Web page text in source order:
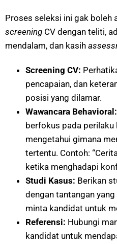
Proses seleksi ini gak boleh
screening CV dengan teliti,
mendalam, dan kasih
Screening CV:
pencapaian, dan
posisi yang dilamar.
Wawancara Behavioral:
berfokus pada
mengetahui gimana
tertentu. Contoh:
ketika menghadapi
Studi Kasus: Berikan
dengan tantangan
minta kandidat untuk
Referensi: Hubungi
kandidat untuk